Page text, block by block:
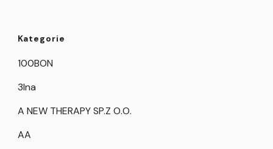
Kategorie
100BON
3Ina
A NEW THERAPY SP.Z O.O.
AA